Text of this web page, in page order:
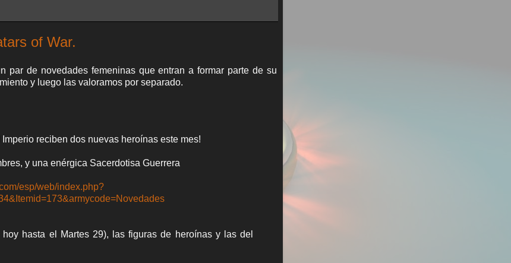
of War.
par de novedades femeninas que entran a formar parte de su
y luego las valoramos por separado.
reciben dos nuevas heroínas este mes!
y una enérgica Sacerdotisa Guerrera
esp/web/index.php?
hasta el Martes 29), las figuras de heroínas y las del